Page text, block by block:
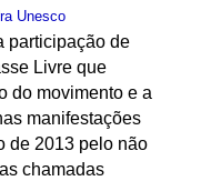
Unesco
participação de
Livre que
do movimento e a
manifestações
de 2013 pelo não
chamadas